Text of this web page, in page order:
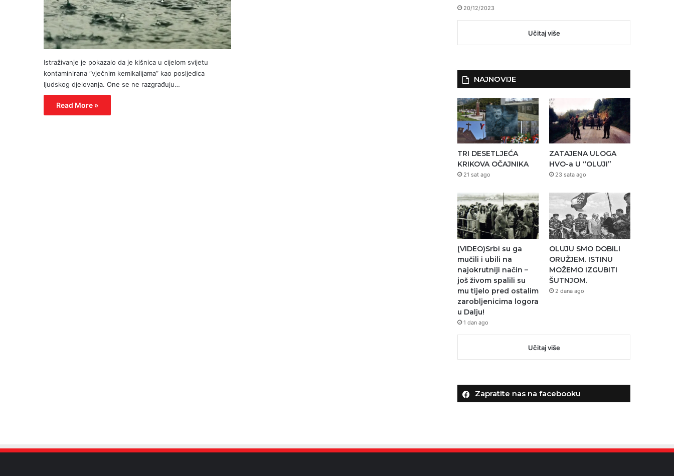
Istraživanje je pokazalo da je kišnica u cijelom svijetu
kontaminirana “vječnim kemikalijama” kao posljedica
ljudskog djelovanja. One se ne razgrađuju…
Read More »
20/12/2023
Učitaj više
NAJNOVIJE
TRI DESETLJEĆA
KRIKOVA OČAJNIKA
21 sat ago
ZATAJENA ULOGA
HVO-a U “OLUJI”
23 sata ago
(VIDEO)Srbi su ga
mučili i ubili na
najokrutniji način –
još živom spalili su
mu tijelo pred ostalim
zarobljenicima logora
u Dalju!
1 dan ago
OLUJU SMO DOBILI
ORUŽJEM. ISTINU
MOŽEMO IZGUBITI
ŠUTNJOM.
2 dana ago
Učitaj više
Zapratite nas na facebooku